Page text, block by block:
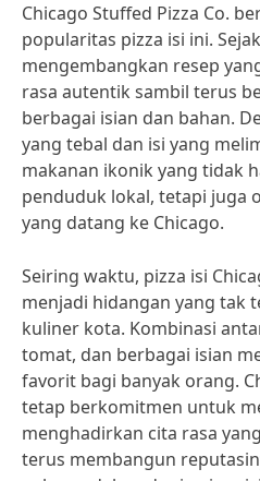
Chicago Stuffed Pizza Co.
popularitas pizza isi ini.
mengembangkan resep
rasa autentik sambil terus
berbagai isian dan bahan.
yang tebal dan isi yang
makanan ikonik yang tidak
penduduk lokal, tetapi juga
yang datang ke Chicago.
Seiring waktu, pizza isi
menjadi hidangan yang tak
kuliner kota. Kombinasi
tomat, dan berbagai isian
favorit bagi banyak orang.
tetap berkomitmen untuk
menghadirkan cita rasa
terus membangun